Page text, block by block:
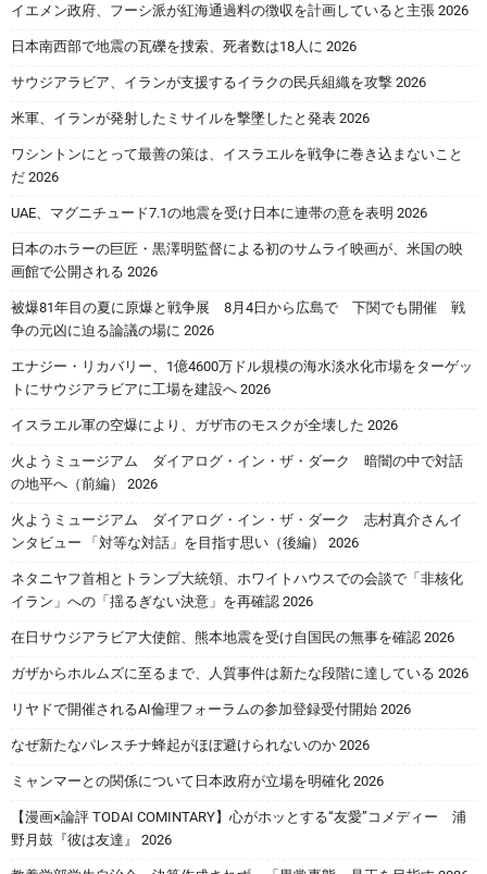
イエメン政府、フーシ派が紅海通過料の徴収を計画していると主張 2026
日本南西部で地震の瓦礫を捜索、死者数は18人に 2026
サウジアラビア、イランが支援するイラクの民兵組織を攻撃 2026
米軍、イランが発射したミサイルを撃墜したと発表 2026
ワシントンにとって最善の策は、イスラエルを戦争に巻き込まないこと
だ 2026
UAE、マグニチュード7.1の地震を受け日本に連帯の意を表明 2026
日本のホラーの巨匠・黒澤明監督による初のサムライ映画が、米国の映
画館で公開される 2026
被爆81年目の夏に原爆と戦争展 8月4日から広島で 下関でも開催 戦
争の元凶に迫る論議の場に 2026
エナジー・リカバリー、1億4600万ドル規模の海水淡水化市場をターゲッ
トにサウジアラビアに工場を建設へ 2026
イスラエル軍の空爆により、ガザ市のモスクが全壊した 2026
火ようミュージアム ダイアログ・イン・ザ・ダーク 暗闇の中で対話
の地平へ（前編） 2026
火ようミュージアム ダイアログ・イン・ザ・ダーク 志村真介さんイ
ンタビュー 「対等な対話」を目指す思い（後編） 2026
ネタニヤフ首相とトランプ大統領、ホワイトハウスでの会談で「非核化
イラン」への「揺るぎない決意」を再確認 2026
在日サウジアラビア大使館、熊本地震を受け自国民の無事を確認 2026
ガザからホルムズに至るまで、人質事件は新たな段階に達している 2026
リヤドで開催されるAI倫理フォーラムの参加登録受付開始 2026
なぜ新たなパレスチナ蜂起がほぼ避けられないのか 2026
ミャンマーとの関係について日本政府が立場を明確化 2026
【漫画×論評 TODAI COMINTARY】心がホッとする“友愛”コメディー 浦
野月鼓『彼は友達』 2026